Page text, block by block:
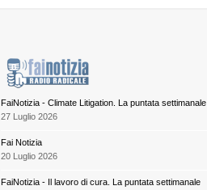
FaiNotizia - Climate Litigation. La puntata settimanale
27 Luglio 2026
Fai Notizia
20 Luglio 2026
FaiNotizia - Il lavoro di cura. La puntata settimanale